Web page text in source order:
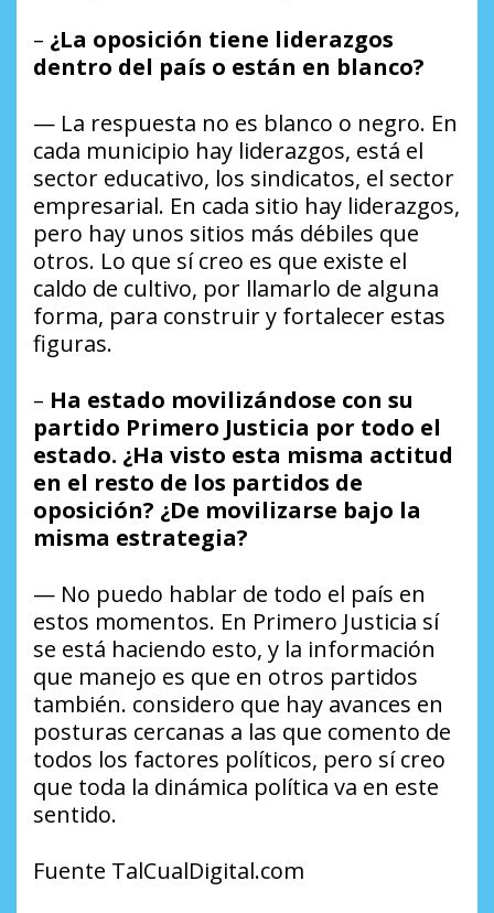
– ¿La oposición tiene liderazgos
dentro del país o están en blanco?
— La respuesta no es blanco o negro. En
cada municipio hay liderazgos, está el
sector educativo, los sindicatos, el sector
empresarial. En cada sitio hay liderazgos,
pero hay unos sitios más débiles que
otros. Lo que sí creo es que existe el
caldo de cultivo, por llamarlo de alguna
forma, para construir y fortalecer estas
figuras.
– Ha estado movilizándose con su
partido Primero Justicia por todo el
estado. ¿Ha visto esta misma actitud
en el resto de los partidos de
oposición? ¿De movilizarse bajo la
misma estrategia?
— No puedo hablar de todo el país en
estos momentos. En Primero Justicia sí
se está haciendo esto, y la información
que manejo es que en otros partidos
también. considero que hay avances en
posturas cercanas a las que comento de
todos los factores políticos, pero sí creo
que toda la dinámica política va en este
sentido.
Fuente TalCualDigital.com